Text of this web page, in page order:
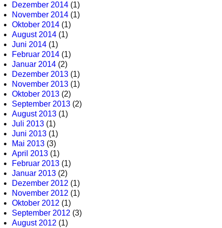
Dezember 2014 (1)
November 2014 (1)
Oktober 2014 (1)
August 2014 (1)
Juni 2014 (1)
Februar 2014 (1)
Januar 2014 (2)
Dezember 2013 (1)
November 2013 (1)
Oktober 2013 (2)
September 2013 (2)
August 2013 (1)
Juli 2013 (1)
Juni 2013 (1)
Mai 2013 (3)
April 2013 (1)
Februar 2013 (1)
Januar 2013 (2)
Dezember 2012 (1)
November 2012 (1)
Oktober 2012 (1)
September 2012 (3)
August 2012 (1)